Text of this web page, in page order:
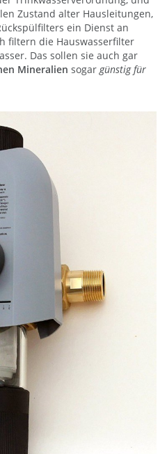
Zustand alter Hausleitungen,
ein Dienst an
filtern die Hauswasserfilter
Das sollen sie auch gar
Mineralien sogar günstig für